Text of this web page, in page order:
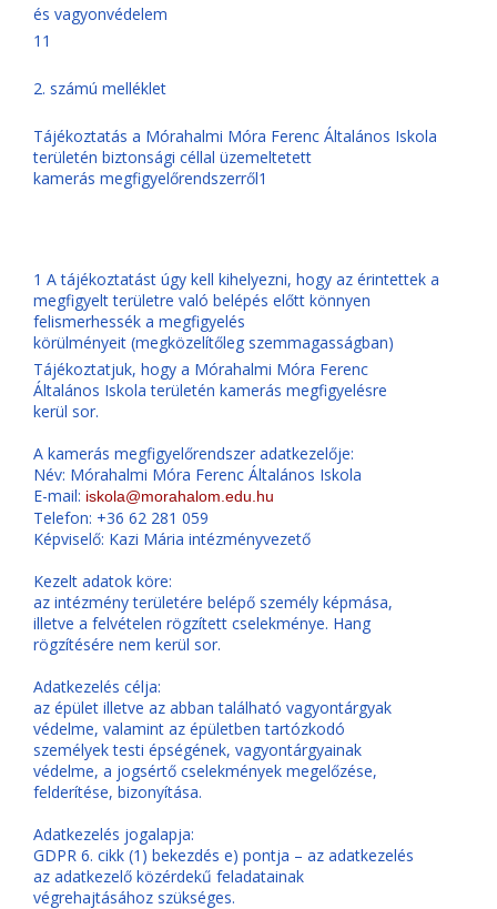
és vagyonvédelem
11
2. számú melléklet
Tájékoztatás a Mórahalmi Móra Ferenc Általános Iskola
területén biztonsági céllal üzemeltetett
kamerás megfigyelőrendszerről1
1 A tájékoztatást úgy kell kihelyezni, hogy az érintettek a
megfigyelt területre való belépés előtt könnyen
felismerhessék a megfigyelés
körülményeit (megközelítőleg szemmagasságban)
Tájékoztatjuk, hogy a Mórahalmi Móra Ferenc
Általános Iskola területén kamerás megfigyelésre
kerül sor.
A kamerás megfigyelőrendszer adatkezelője:
Név: Mórahalmi Móra Ferenc Általános Iskola
E-mail: iskola@morahalom.edu.hu
Telefon: +36 62 281 059
Képviselő: Kazi Mária intézményvezető
Kezelt adatok köre:
az intézmény területére belépő személy képmása,
illetve a felvételen rögzített cselekménye. Hang
rögzítésére nem kerül sor.
Adatkezelés célja:
az épület illetve az abban található vagyontárgyak
védelme, valamint az épületben tartózkodó
személyek testi épségének, vagyontárgyainak
védelme, a jogsértő cselekmények megelőzése,
felderítése, bizonyítása.
Adatkezelés jogalapja:
GDPR 6. cikk (1) bekezdés e) pontja – az adatkezelés
az adatkezelő közérdekű feladatainak
végrehajtásához szükséges.